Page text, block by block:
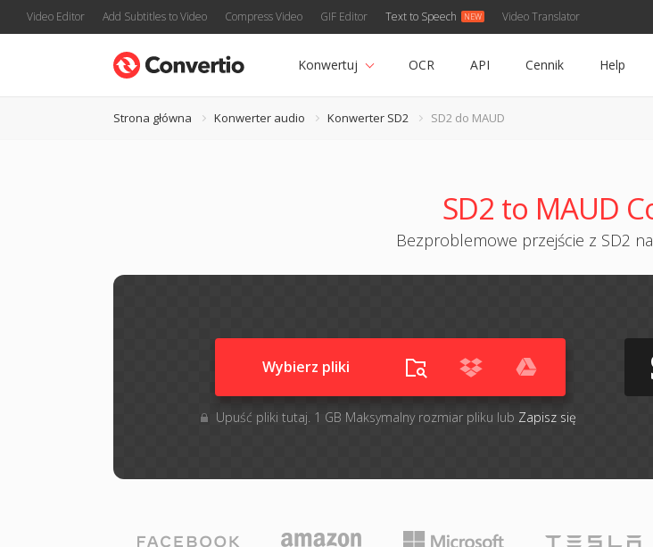
Video Editor Add Subtitles to Video Compress Video GIF Editor Text to Speech Video Translator
Konwertuj OCR API Cennik Help
Strona główna Konwerter audio Konwerter SD2 SD2 do MAUD
SD2 to MAUD
Bezproblemowe przejście z SD2
Wybierz pliki
Upuść pliki tutaj. 1 GB Maksymalny rozmiar pliku lub Zapisz się